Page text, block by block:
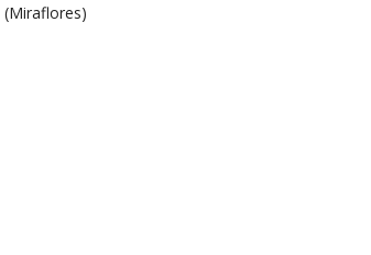
(Miraflores)